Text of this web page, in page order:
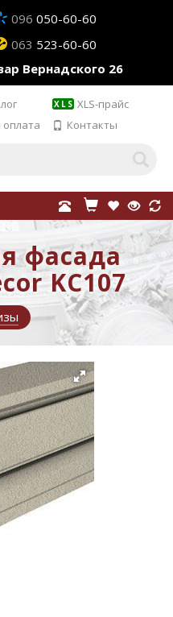
096 050-60-60
063 523-60-60
Вернадского 26
XLS XLS-прайс
оплата
Контакты
фасада
KC107